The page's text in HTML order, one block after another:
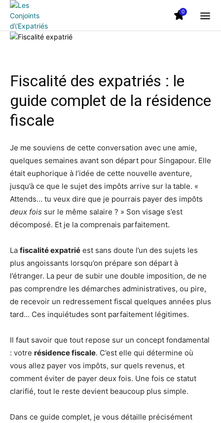
0
Fiscalité des expatriés : le
guide complet de la résidence
fiscale
Je me souviens de cette conversation avec une amie,
quelques semaines avant son départ pour Singapour. Elle
était euphorique à l’idée de cette nouvelle aventure,
jusqu’à ce que le sujet des impôts arrive sur la table. «
Attends… tu veux dire que je pourrais payer des impôts
deux fois sur le même salaire ? » Son visage s’est
décomposé. Et je la comprenais parfaitement.
La fiscalité expatrié est sans doute l’un des sujets les
plus angoissants lorsqu’on prépare son départ à
l’étranger. La peur de subir une double imposition, de ne
pas comprendre les démarches administratives, ou pire,
de recevoir un redressement fiscal quelques années plus
tard… Ces inquiétudes sont parfaitement légitimes.
Il faut savoir que tout repose sur un concept fondamental
: votre résidence fiscale. C’est elle qui détermine où
vous allez payer vos impôts, sur quels revenus, et
comment éviter de payer deux fois. Une fois ce statut
clarifié, tout le reste devient beaucoup plus simple.
Dans ce guide complet, je vous détaille précisément